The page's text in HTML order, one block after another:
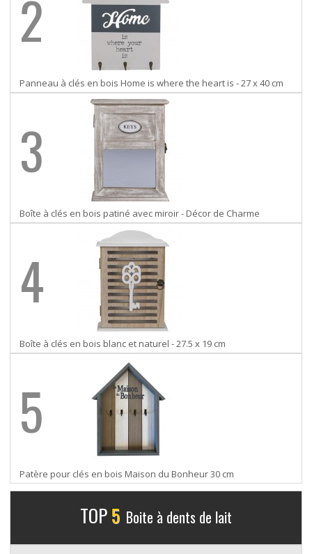
2
Panneau à clés en bois Home is where the heart is - 27 x 40 cm
3
Boîte à clés en bois patiné avec miroir - Décor de Charme
4
Boîte à clés en bois blanc et naturel - 27.5 x 19 cm
5
Patère pour clés en bois Maison du Bonheur 30 cm
TOP5 Boite à dents de lait